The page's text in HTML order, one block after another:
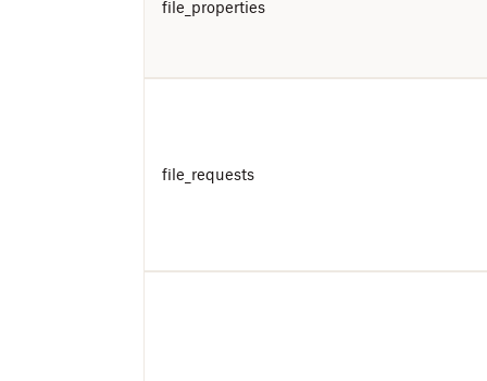
file_properties
file_requests